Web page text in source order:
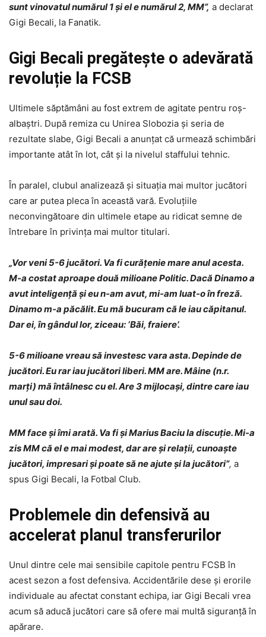
sunt vinovatul numărul 1 şi el e numărul 2, MM”, a declarat
Gigi Becali, la Fanatik.
Gigi Becali pregătește o adevărată
revoluție la FCSB
Ultimele săptămâni au fost extrem de agitate pentru roș-
albaștri. După remiza cu Unirea Slobozia și seria de
rezultate slabe, Gigi Becali a anunțat că urmează schimbări
importante atât în lot, cât și la nivelul staffului tehnic.
În paralel, clubul analizează și situația mai multor jucători
care ar putea pleca în această vară. Evoluțiile
neconvingătoare din ultimele etape au ridicat semne de
întrebare în privința mai multor titulari.
„Vor veni 5-6 jucători. Va fi curățenie mare anul acesta.
M-a costat aproape două milioane Politic. Dacă Dinamo a
avut inteligență și eu n-am avut, mi-am luat-o în freză.
Dinamo m-a păcălit. Eu mă bucuram că le iau căpitanul.
Dar ei, în gândul lor, ziceau: ‘Băi, fraiere’.
5-6 milioane vreau să investesc vara asta. Depinde de
jucători. Eu rar iau jucători liberi. MM are. Mâine (n.r.
marți) mă întâlnesc cu el. Are 3 mijlocași, dintre care iau
unul sau doi.
MM face și îmi arată. Va fi și Marius Baciu la discuție. Mi-a
zis MM că el e mai modest, dar are și relații, cunoaște
jucători, impresari și poate să ne ajute și la jucători”, a
spus Gigi Becali, la Fotbal Club.
Problemele din defensivă au
accelerat planul transferurilor
Unul dintre cele mai sensibile capitole pentru FCSB în
acest sezon a fost defensiva. Accidentările dese și erorile
individuale au afectat constant echipa, iar Gigi Becali vrea
acum să aducă jucători care să ofere mai multă siguranță în
apărare.